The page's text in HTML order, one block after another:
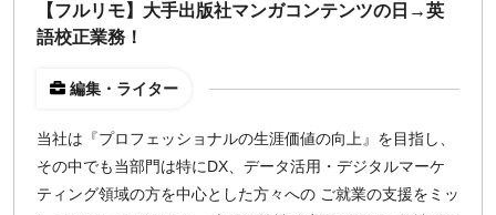
【フルリモ】大手出版社マンガコンテンツの日→英
語校正業務！
編集・ライター
当社は『プロフェッショナルの生涯価値の向上』を目指し、
その中でも当部門は特にDX、データ活用・デジタルマーケ
ティング領域の方を中心とした方々への ご就業の支援をミッ